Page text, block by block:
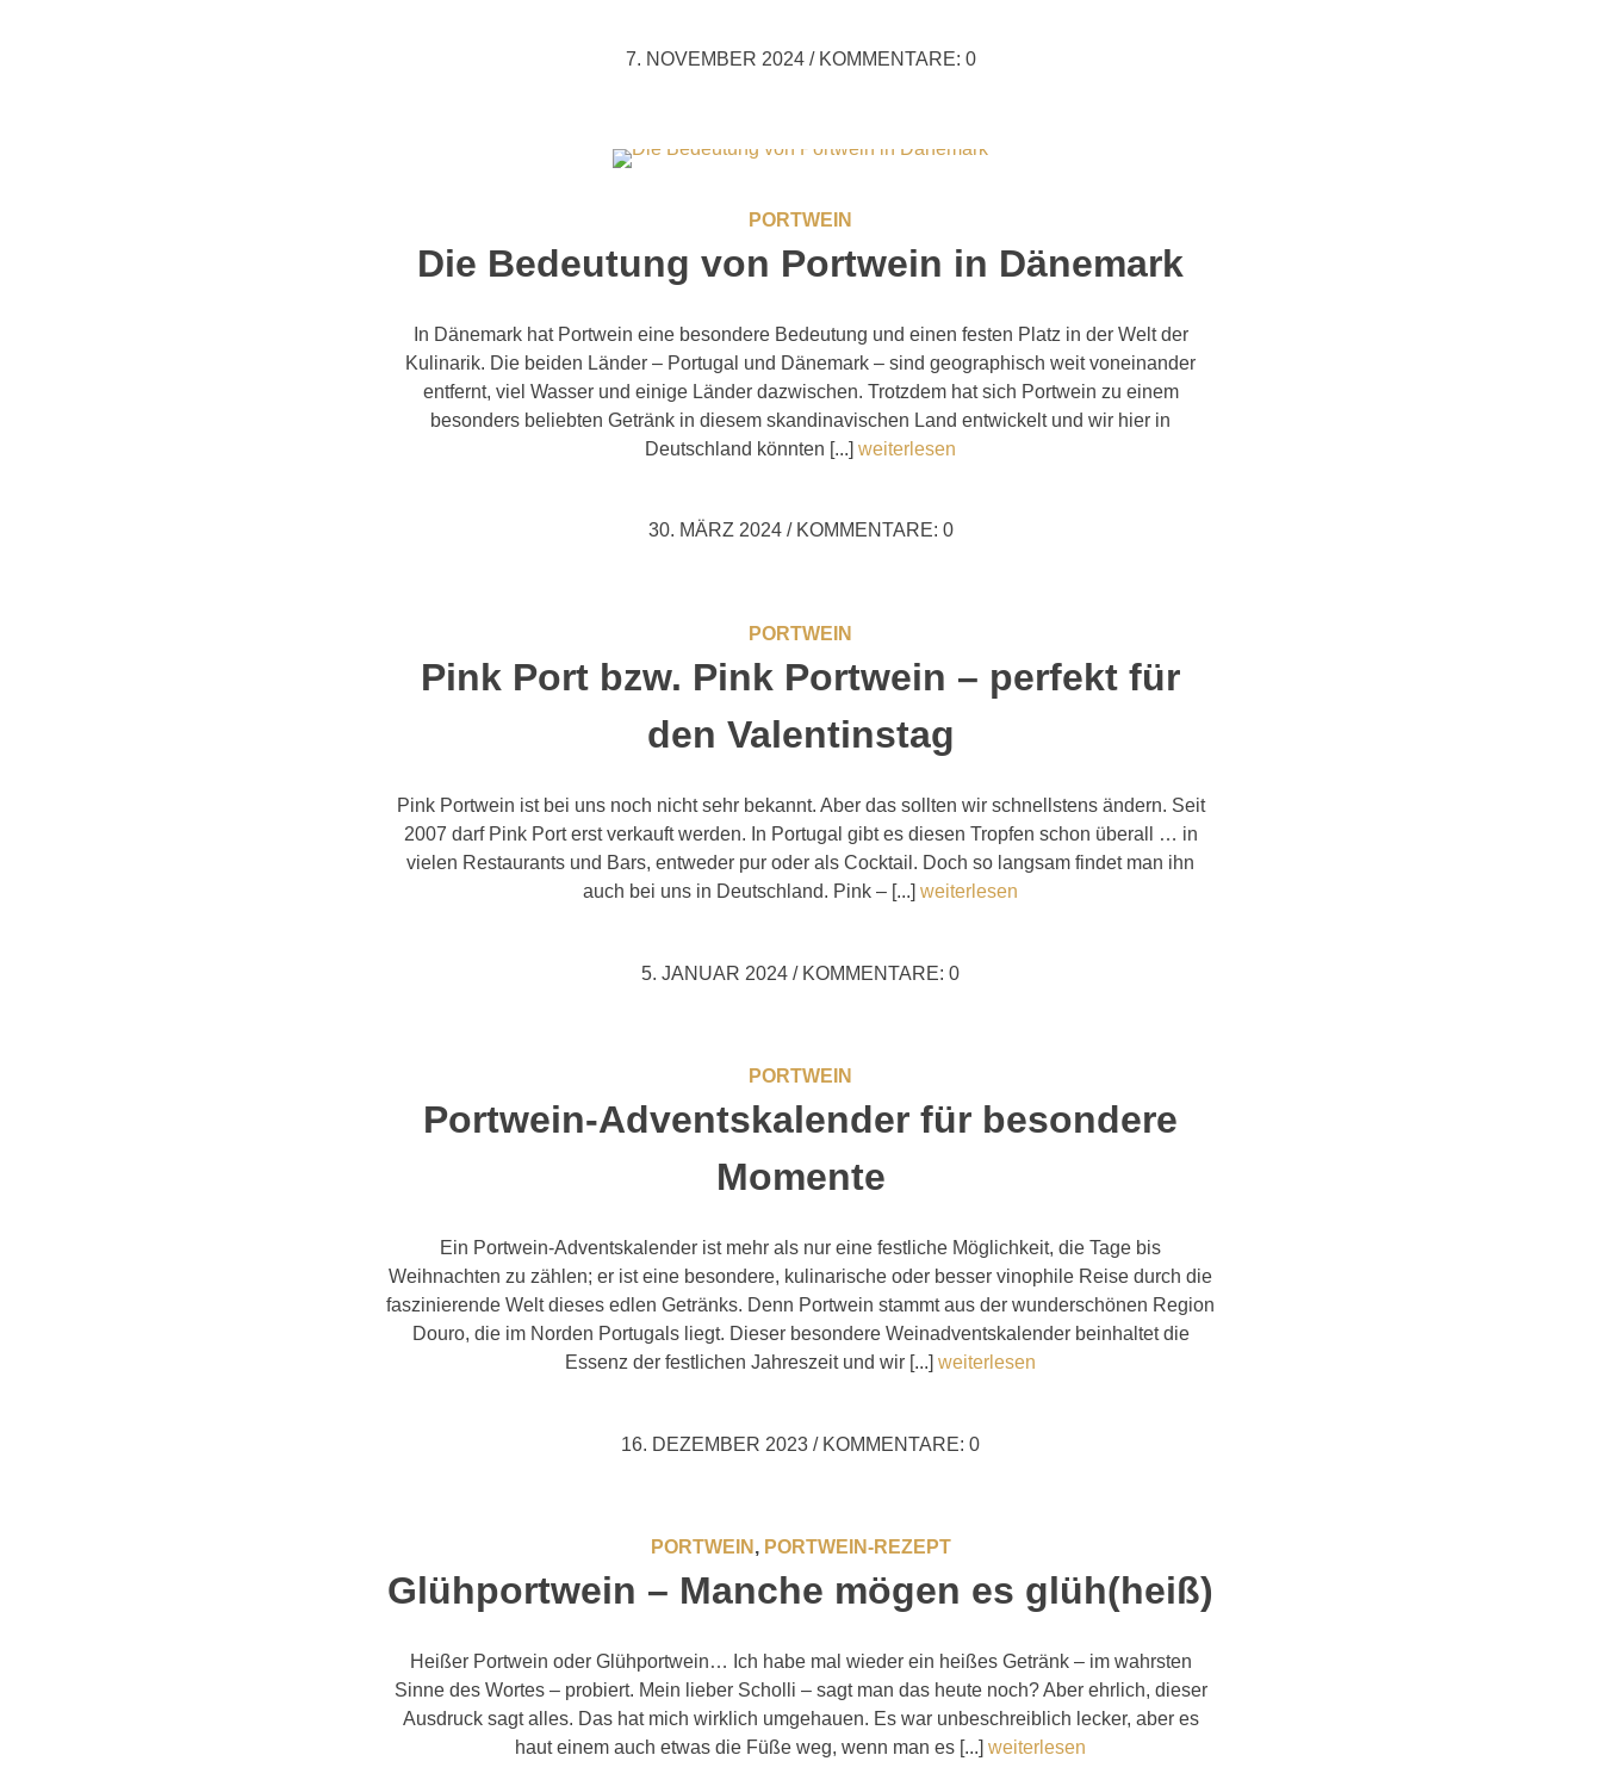
7. NOVEMBER 2024 /KOMMENTARE: 0
PORTWEIN
Die Bedeutung von Portwein in Dänemark
In Dänemark hat Portwein eine besondere Bedeutung und einen festen Platz in der Welt der
Kulinarik. Die beiden Länder – Portugal und Dänemark – sind geographisch weit voneinander
entfernt, viel Wasser und einige Länder dazwischen. Trotzdem hat sich Portwein zu einem
besonders beliebten Getränk in diesem skandinavischen Land entwickelt und wir hier in
Deutschland könnten [...]weiterlesen
30. MÄRZ 2024 /KOMMENTARE: 0
PORTWEIN
Pink Port bzw. Pink Portwein – perfekt für
den Valentinstag
Pink Portwein ist bei uns noch nicht sehr bekannt. Aber das sollten wir schnellstens ändern. Seit
2007 darf Pink Port erst verkauft werden. In Portugal gibt es diesen Tropfen schon überall … in
vielen Restaurants und Bars, entweder pur oder als Cocktail. Doch so langsam findet man ihn
auch bei uns in Deutschland. Pink – [...]weiterlesen
5. JANUAR 2024 /KOMMENTARE: 0
PORTWEIN
Portwein-Adventskalender für besondere
Momente
Ein Portwein-Adventskalender ist mehr als nur eine festliche Möglichkeit, die Tage bis
Weihnachten zu zählen; er ist eine besondere, kulinarische oder besser vinophile Reise durch die
faszinierende Welt dieses edlen Getränks. Denn Portwein stammt aus der wunderschönen Region
Douro, die im Norden Portugals liegt. Dieser besondere Weinadventskalender beinhaltet die
Essenz der festlichen Jahreszeit und wir [...]weiterlesen
16. DEZEMBER 2023 /KOMMENTARE: 0
PORTWEIN , PORTWEIN-REZEPT
Glühportwein – Manche mögen es glüh(heiß)
Heißer Portwein oder Glühportwein… Ich habe mal wieder ein heißes Getränk – im wahrsten
Sinne des Wortes – probiert. Mein lieber Scholli – sagt man das heute noch? Aber ehrlich, dieser
Ausdruck sagt alles. Das hat mich wirklich umgehauen. Es war unbeschreiblich lecker, aber es
haut einem auch etwas die Füße weg, wenn man es [...]weiterlesen